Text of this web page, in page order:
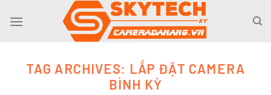
TAG ARCHIVES: LẮP ĐẶT CAMERA
BÌNH KỲ